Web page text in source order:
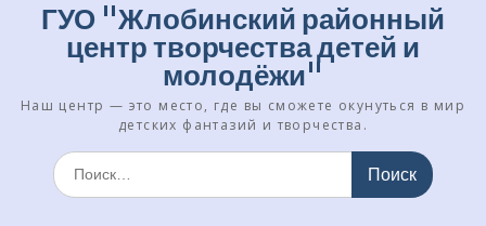
ГУО "Жлобинский районный
центр творчества детей и
молодёжи"
Наш центр — это место, где вы сможете окунуться в мир
детских фантазий и творчества.
Искать: